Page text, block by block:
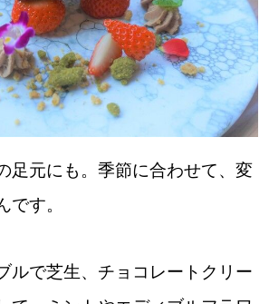
足元にも。季節に合わせて、変
です。
ルで芝生、チョコレートクリー